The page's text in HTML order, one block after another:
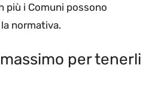
più i Comuni possono
normativa.
per tenerli